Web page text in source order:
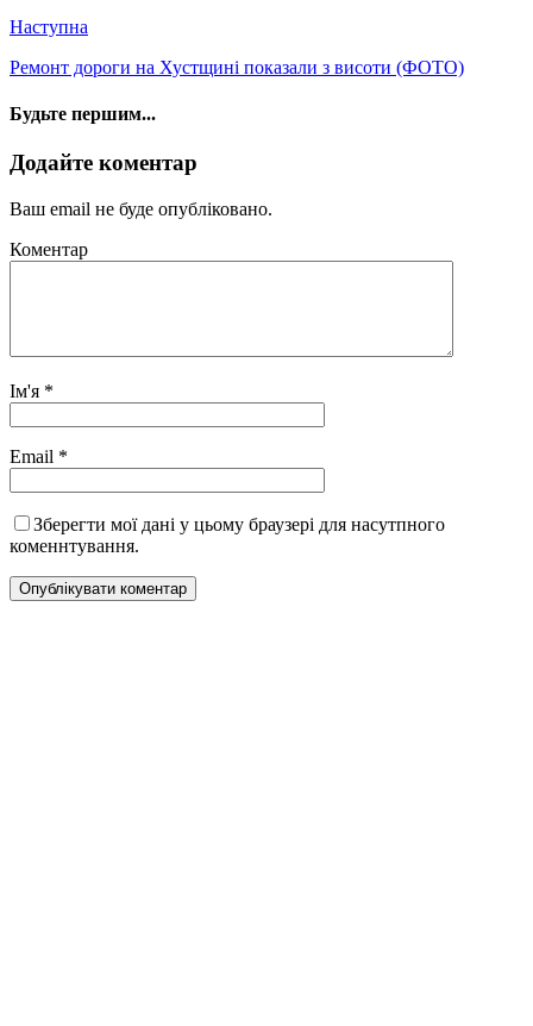
Наступна
Ремонт дороги на Хустщині показали з висоти (ФОТО)
Будьте першим...
Додайте коментар
Ваш email не буде опубліковано.
Коментар
Ім'я *
Email *
Зберегти мої дані у цьому браузері для насутпного
коменнтування.